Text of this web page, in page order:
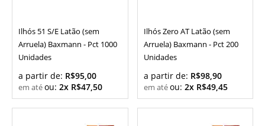
Ilhós 51 S/E Latão (sem
Arruela) Baxmann - Pct 1000
Unidades
a partir de: R$95,00
ou: 2x R$47,50
Ilhós Zero AT Latão (sem
Arruela) Baxmann - Pct 200
Unidades
a partir de: R$98,90
ou: 2x R$49,45